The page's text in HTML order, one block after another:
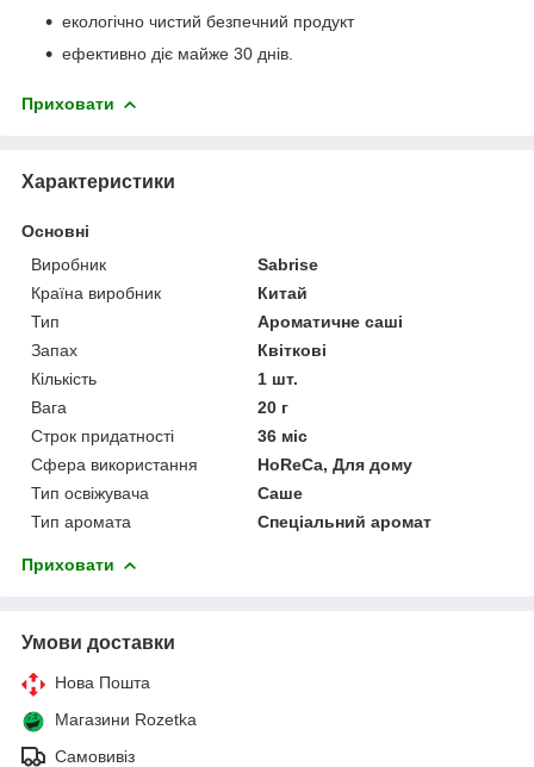
екологічно чистий безпечний продукт
ефективно діє майже 30 днів.
Приховати
Характеристики
Основні
Виробник
Sabrise
Країна виробник
Китай
Тип
Ароматичне саші
Запах
Квіткові
Кількість
1 шт.
Вага
20 г
Строк придатності
36 міс
Сфера використання
HoReCa, Для дому
Тип освіжувача
Саше
Тип аромата
Спеціальний аромат
Приховати
Умови доставки
Нова Пошта
Магазини Rozetka
Самовивіз